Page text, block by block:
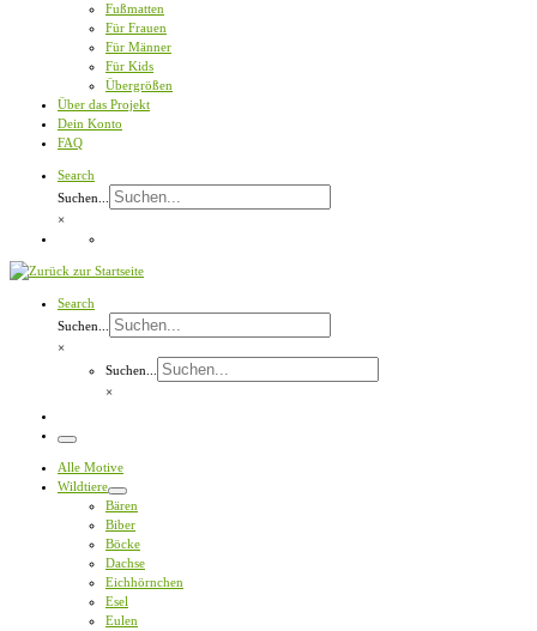
Fußmatten
Für Frauen
Für Männer
Für Kids
Übergrößen
Über das Projekt
Dein Konto
FAQ
Search
Suchen...
×
Search
Suchen...
×
Suchen...
×
Menü
Alle Motive
Wildtiere
Bären
Biber
Böcke
Dachse
Eichhörnchen
Esel
Eulen